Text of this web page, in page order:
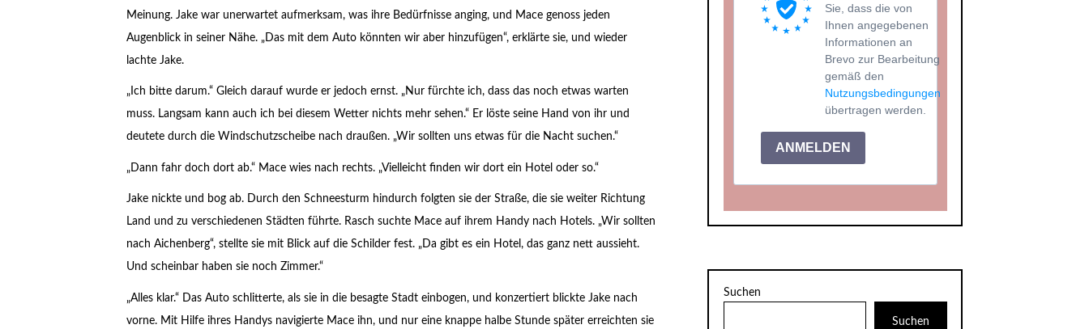
Meinung. Jake war unerwartet aufmerksam, was ihre Bedürfnisse anging, und Mace genoss jeden
Augenblick in seiner Nähe. „Das mit dem Auto könnten wir aber hinzufügen“, erklärte sie, und wieder
lachte Jake.
„Ich bitte darum.“ Gleich darauf wurde er jedoch ernst. „Nur fürchte ich, dass das noch etwas warten
muss. Langsam kann auch ich bei diesem Wetter nichts mehr sehen.“ Er löste seine Hand von ihr und
deutete durch die Windschutzscheibe nach draußen. „Wir sollten uns etwas für die Nacht suchen.“
„Dann fahr doch dort ab.“ Mace wies nach rechts. „Vielleicht finden wir dort ein Hotel oder so.“
Jake nickte und bog ab. Durch den Schneesturm hindurch folgten sie der Straße, die sie weiter Richtung
Land und zu verschiedenen Städten führte. Rasch suchte Mace auf ihrem Handy nach Hotels. „Wir sollten
nach Aichenberg“, stellte sie mit Blick auf die Schilder fest. „Da gibt es ein Hotel, das ganz nett aussieht.
Und scheinbar haben sie noch Zimmer.“
„Alles klar.“ Das Auto schlitterte, als sie in die besagte Stadt einbogen, und konzertiert blickte Jake nach
vorne. Mit Hilfe ihres Handys navigierte Mace ihn, und nur eine knappe halbe Stunde später erreichten sie
Sie, dass die von
Ihnen angegebenen
Informationen an
Brevo zur Bearbeitung
gemäß den
Nutzungsbedingungen
übertragen werden.
ANMELDEN
Suchen
Suchen